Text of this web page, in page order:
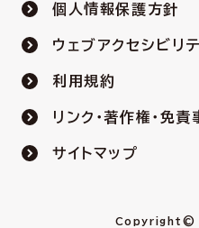
個人情報保護方針
ウェブアクセシビリテ
利用規約
リンク・著作権・免責
サイトマップ
Copyright©